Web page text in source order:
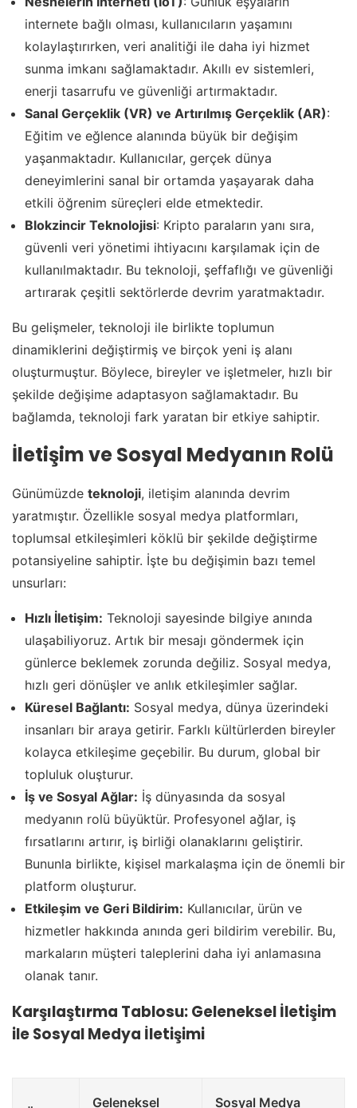
internete bağlı olması, kullanıcıların yaşamını
kolaylaştırırken, veri analitiği ile daha iyi hizmet
sunma imkanı sağlamaktadır. Akıllı ev sistemleri,
enerji tasarrufu ve güvenliği artırmaktadır.
Sanal Gerçeklik (VR) ve Artırılmış Gerçeklik (AR):
Eğitim ve eğlence alanında büyük bir değişim
yaşanmaktadır. Kullanıcılar, gerçek dünya
deneyimlerini sanal bir ortamda yaşayarak daha
etkili öğrenim süreçleri elde etmektedir.
Blokzincir Teknolojisi: Kripto paraların yanı sıra,
güvenli veri yönetimi ihtiyacını karşılamak için de
kullanılmaktadır. Bu teknoloji, şeffaflığı ve güvenliği
artırarak çeşitli sektörlerde devrim yaratmaktadır.
Bu gelişmeler, teknoloji ile birlikte toplumun
dinamiklerini değiştirmiş ve birçok yeni iş alanı
oluşturmuştur. Böylece, bireyler ve işletmeler, hızlı bir
şekilde değişime adaptasyon sağlamaktadır. Bu
bağlamda, teknoloji fark yaratan bir etkiye sahiptir.
İletişim ve Sosyal Medyanın Rolü
Günümüzde teknoloji, iletişim alanında devrim
yaratmıştır. Özellikle sosyal medya platformları,
toplumsal etkileşimleri köklü bir şekilde değiştirme
potansiyeline sahiptir. İşte bu değişimin bazı temel
unsurları:
Hızlı İletişim: Teknoloji sayesinde bilgiye anında
ulaşabiliyoruz. Artık bir mesajı göndermek için
günlerce beklemek zorunda değiliz. Sosyal medya,
hızlı geri dönüşler ve anlık etkileşimler sağlar.
Küresel Bağlantı: Sosyal medya, dünya üzerindeki
insanları bir araya getirir. Farklı kültürlerden bireyler
kolayca etkileşime geçebilir. Bu durum, global bir
topluluk oluşturur.
İş ve Sosyal Ağlar: İş dünyasında da sosyal
medyanın rolü büyüktür. Profesyonel ağlar, iş
fırsatlarını artırır, iş birliği olanaklarını geliştirir.
Bununla birlikte, kişisel markalaşma için de önemli bir
platform oluşturur.
Etkileşim ve Geri Bildirim: Kullanıcılar, ürün ve
hizmetler hakkında anında geri bildirim verebilir. Bu,
markaların müşteri taleplerini daha iyi anlamasına
olanak tanır.
Karşılaştırma Tablosu: Geleneksel İletişim
ile Sosyal Medya İletişimi
Geleneksel Sosyal Medya